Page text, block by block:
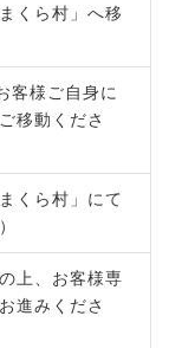
くら村」へ移
客様ご自身に
移動くださ
くら村」にて
上、お客様専
進みくださ